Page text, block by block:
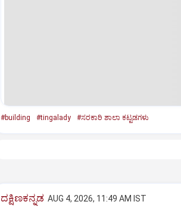
#building #tingalady #ಸರಕಾರಿ ಶಾಲಾ ಕಟ್ಟಡಗಳು
ದಕ್ಷಿಣಕನ್ನಡ AUG 4, 2026, 11:49 AM IST